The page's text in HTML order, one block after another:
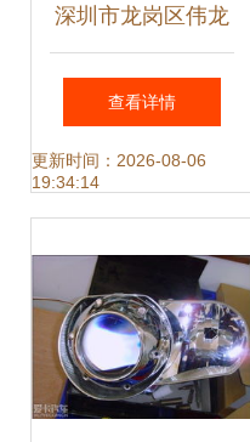
深圳市龙岗区伟龙
发五金塑胶制品厂
: 高品质金属印刷
查看详情
更新时间：2026-08-06
19:34:14